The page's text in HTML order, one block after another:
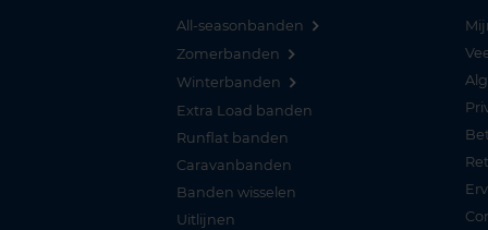
All-seasonbanden
Zomerbanden
Winterbanden
Extra Load banden
Runflat banden
Caravanbanden
Banden wisselen
Uitlijnen